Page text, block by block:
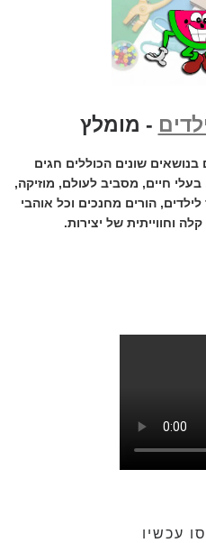
- מומלץ
שונים הכוללים חגים
חיים, מסביב לעולם, מוזיקה,
הורים מחנכים וכל אוהבי
וחווייתית של יצירות.
עכשיו